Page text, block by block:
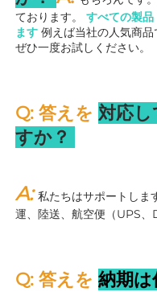
ております。 すべての製品
ます 例えば当社の人気商品
ぜひ一度お試しください。
Q: 答えを 対応
すか？
A: 私たちはサポートしま
運、陸送、航空便（UPS、
Q: 答えを 納期は